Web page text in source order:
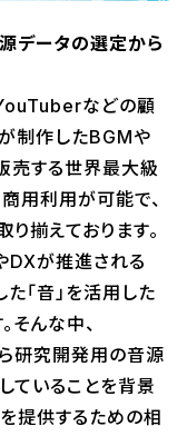
データの選定から
などの顧
制作したBGMや
売する世界最大級
商用利用が可能で、
揃えております。
DXが推進される
「音」を活用した
そんな中、
研究開発用の音源
ていることを背景
提供するための相